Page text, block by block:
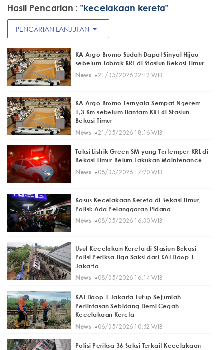
Hasil Pencarian : "kecelakaan kereta"
PENCARIAN LANJUTAN arrow_drop_down
KA Argo Bromo Sudah Dapat Sinyal Hijau
sebelum Tabrak KRL di Stasiun Bekasi Timur
News· 21/05/2026 22:12 WIB
KA Argo Bromo Ternyata Sempat Ngerem
1,3 Km sebelum Hantam KRL di Stasiun
Bekasi Timur
News· 21/05/2026 18:16 WIB
Taksi Listrik Green SM yang Tertemper KRL di
Bekasi Timur Belum Lakukan Maintenance
News· 08/05/2026 17:20 WIB
Kasus Kecelakaan Kereta di Bekasi Timur,
Polisi: Ada Pelanggaran Pidana
News· 08/05/2026 16:30 WIB
Usut Kecelakan Kereta di Stasiun Bekasi,
Polisi Periksa Tiga Saksi dari KAI Daop 1
Jakarta
News· 08/05/2026 16:14 WIB
KAI Daop 1 Jakarta Tutup Sejumlah
Perlintasan Sebidang Demi Cegah
Kecelakaan Kereta
News· 06/05/2026 10:52 WIB
Polisi Periksa 36 Saksi Terkait Kecelakaan